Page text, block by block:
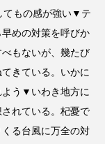
てもの感が強い▼テ
めの対策を呼びか
もないが、幾たび
きている。いかに
よう▼いわき地方に
れている。杞憂で
る台風に万全の対